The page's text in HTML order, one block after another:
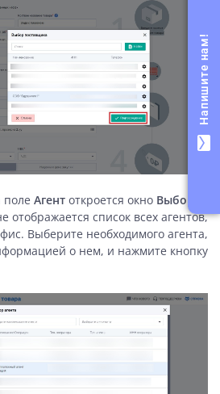
mail
Напишите нам!
поле Агент откроется окно Выбор
отображается список всех агентов,
Выберите необходимого агента,
о нем, и нажмите кнопку